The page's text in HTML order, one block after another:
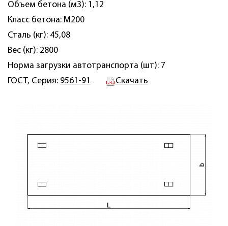
Объем бетона (м3): 1,12
Класс бетона: М200
Сталь (кг): 45,08
Вес (кг): 2800
Норма загрузки автотранспорта (шт): 7
ГОСТ, Серия: 9561-91 Скачать